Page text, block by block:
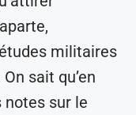
militaires
sait qu’en
notes sur le